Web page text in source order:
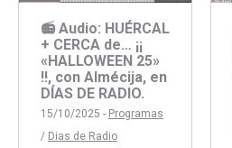
📻 Audio: HUÉRCAL
+ CERCA de… ¡¡
«HALLOWEEN 25»
!!, con Almécija, en
DÍAS DE RADIO.
15/10/2025 - Programas
/ Dias de Radio